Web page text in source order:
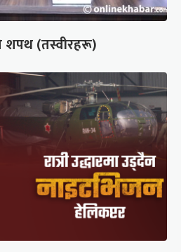
शपथ (तस्वीरहरू)